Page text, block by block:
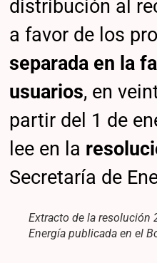
distribución al
a favor de los
separada en la
usuarios, en
partir del 1 de
lee en la
Secretaría de
Extracto de la resolución
Energía publicada en el